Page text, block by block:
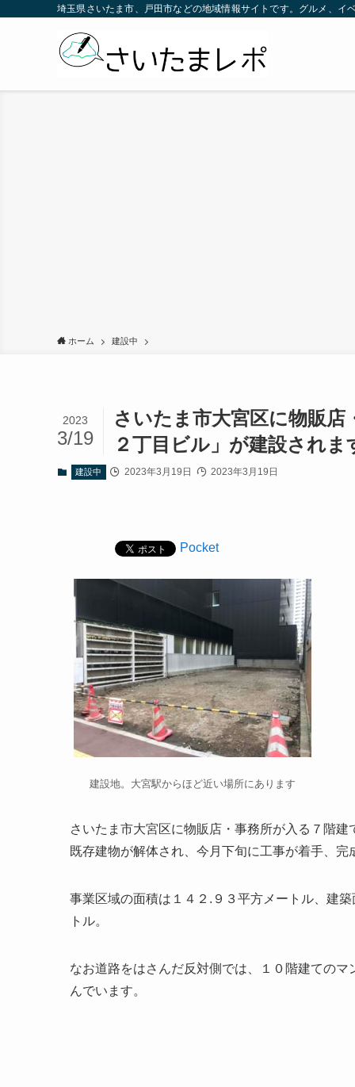
埼玉県さいたま市、戸田市などの地域情報サイトです。グルメ、
ホーム 建設中
さいたま市大宮区に物販店
２丁目ビル」が建設されま
2023
3/19
建設中 2023年3月19日 2023年3月19日
Pocket
建設地。大宮駅からほど近い場所にあります
さいたま市大宮区に物販店・事務所が入る７階
既存建物が解体され、今月下旬に工事が着手、
事業区域の面積は１４２.９３平方メートル、建
トル。
なお道路をはさんだ反対側では、１０階建ての
んでいます。